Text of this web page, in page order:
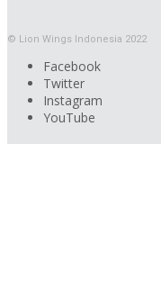
© Lion Wings Indonesia 2022
Facebook
Twitter
Instagram
YouTube